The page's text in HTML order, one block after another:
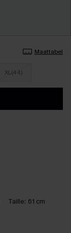
Maattabel
XL(44)
Taille: 61 cm